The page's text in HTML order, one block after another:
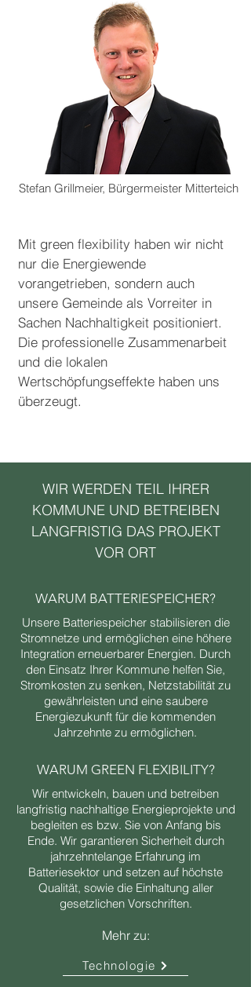
Stefan Grillmeier, Bürgermeister Mitterteich
Mit green flexibility haben wir nicht
nur die Energiewende
vorangetrieben, sondern auch
unsere Gemeinde als Vorreiter in
Sachen Nachhaltigkeit positioniert.
Die professionelle Zusammenarbeit
und die lokalen
Wertschöpfungseffekte haben uns
überzeugt.
WIR WERDEN TEIL IHRER
KOMMUNE UND BETREIBEN
LANGFRISTIG DAS PROJEKT
VOR ORT
WARUM BATTERIESPEICHER?
Unsere Batteriespeicher stabilisieren die
Stromnetze und ermöglichen eine höhere
Integration erneuerbarer Energien. Durch
den Einsatz Ihrer Kommune helfen Sie,
Stromkosten zu senken, Netzstabilität zu
gewährleisten und eine saubere
Energiezukunft für die kommenden
Jahrzehnte zu ermöglichen.
WARUM GREEN FLEXIBILITY?
Wir entwickeln, bauen und betreiben
langfristig nachhaltige Energieprojekte und
begleiten es bzw. Sie von Anfang bis
Ende. Wir garantieren Sicherheit durch
jahrzehntelange Erfahrung im
Batteriesektor und setzen auf höchste
Qualität, sowie die Einhaltung aller
gesetzlichen Vorschriften.
Mehr zu:
Technologie